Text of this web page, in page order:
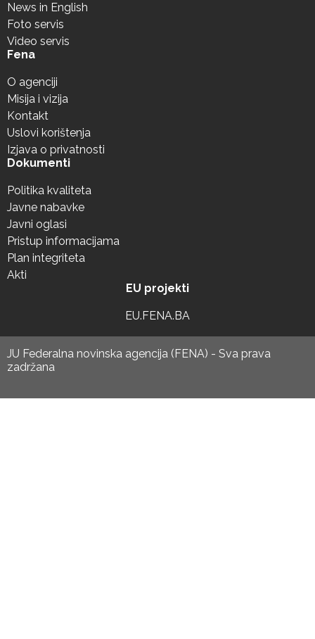
News in English
Foto servis
Video servis
Fena
O agenciji
Misija i vizija
Kontakt
Uslovi korištenja
Izjava o privatnosti
Dokumenti
Politika kvaliteta
Javne nabavke
Javni oglasi
Pristup informacijama
Plan integriteta
Akti
EU projekti
EU.FENA.BA
JU Federalna novinska agencija (FENA) - Sva prava
zadržana